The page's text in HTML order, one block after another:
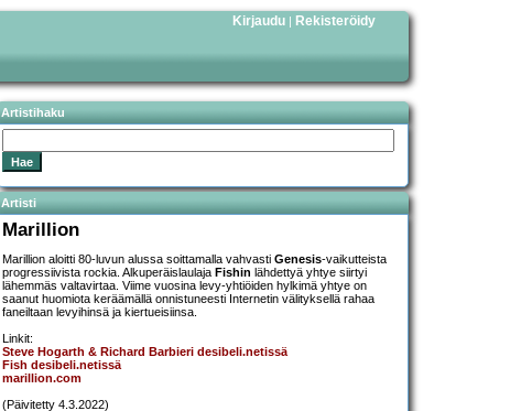
Kirjaudu | Rekisteröidy
Artistihaku
Artisti
Marillion
Marillion aloitti 80-luvun alussa soittamalla vahvasti Genesis-vaikutteista
progressiivista rockia. Alkuperäislaulaja Fishin lähdettyä yhtye siirtyi
lähemmäs valtavirtaa. Viime vuosina levy-yhtiöiden hylkimä yhtye on
saanut huomiota keräämällä onnistuneesti Internetin välityksellä rahaa
faneiltaan levyihinsä ja kiertueisiinsa.
Linkit:
Steve Hogarth & Richard Barbieri desibeli.netissä
Fish desibeli.netissä
marillion.com
(Päivitetty 4.3.2022)